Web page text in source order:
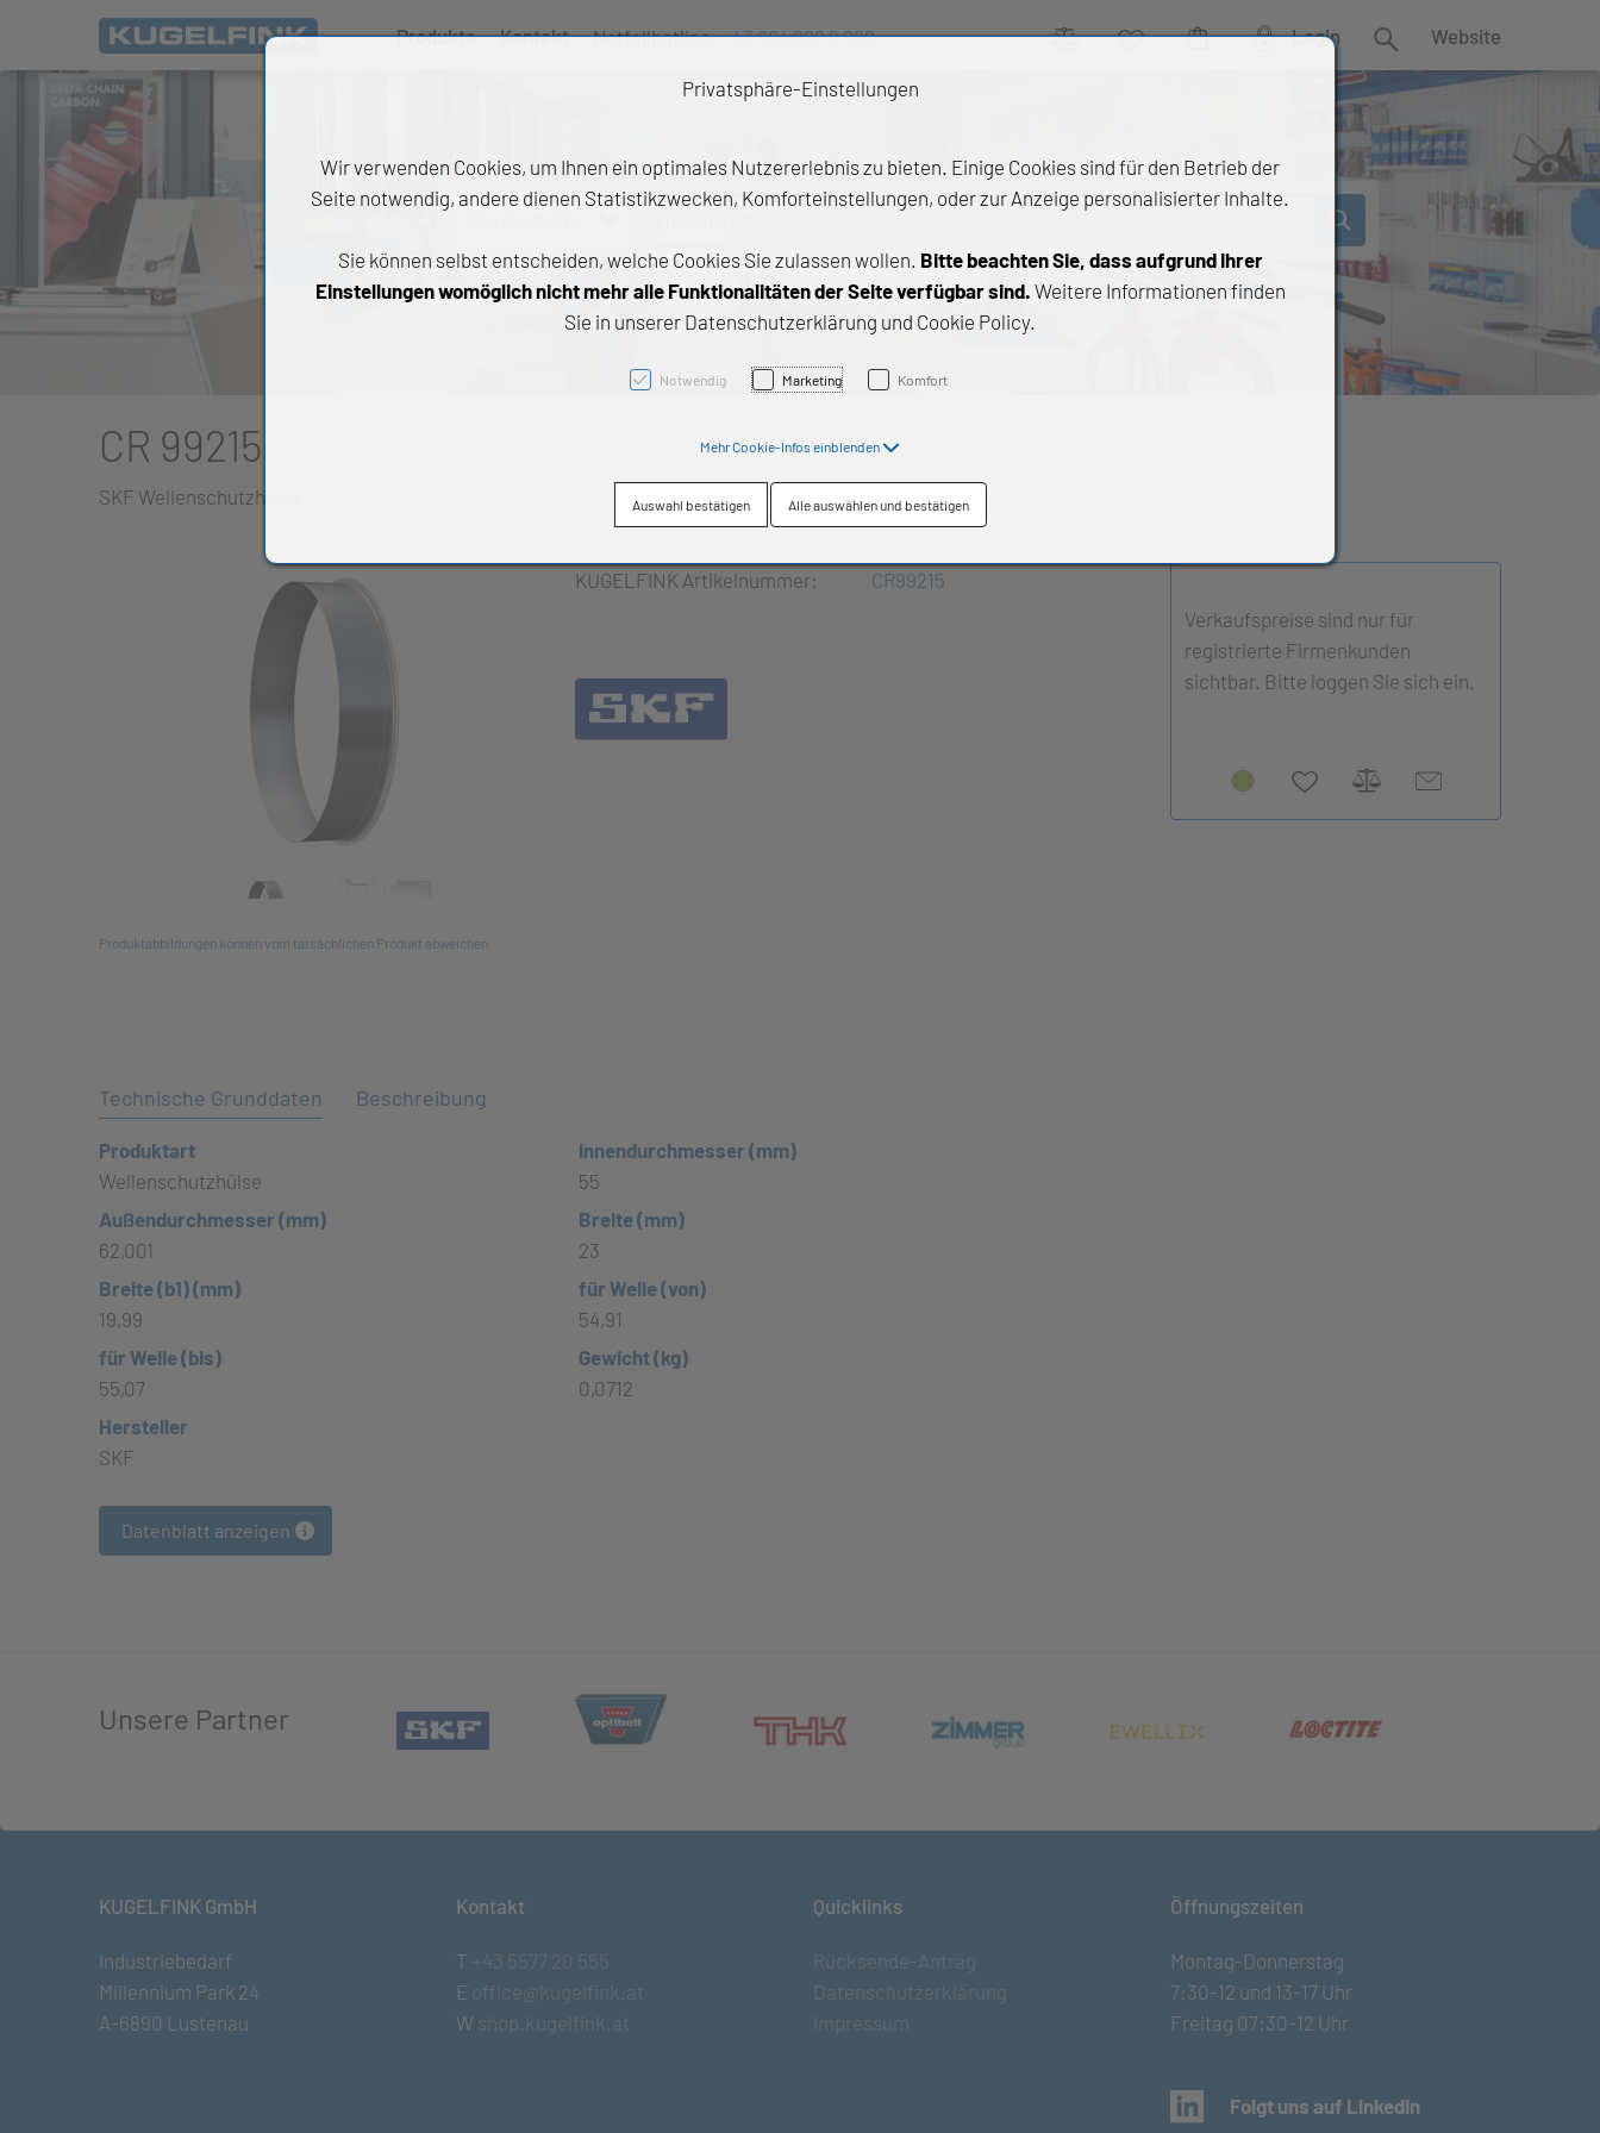
Produkte Kontakt Notfallhotline:+43 664 222 9 888 VergleichWunschlisteWarenkorb Login Suche Website
Alle Produkte
Wälz- und Gleitlager
Antriebstechnik
Chemische Produkte
Alle Produkte
CR 99215
SKF Wellenschutzhülse
Produktabbildungen können vom tatsächlichen Produkt abweichen
KUGELFINK Artikelnummer:
CR99215
Verkaufspreise sind nur für
registrierte Firmenkunden
sichtbar. Bitte loggen Sie sich ein.
Technische Grunddaten Beschreibung
Produktart
Wellenschutzhülse
Innendurchmesser (mm)
55
Außendurchmesser (mm)
62,001
Breite (mm)
23
Breite (b1) (mm)
19,99
für Welle (von)
54,91
für Welle (bis)
55,07
Gewicht (kg)
0,0712
Hersteller
SKF
Datenblatt anzeigen
Unsere Partner (öffnet in neuem Tab)
(öffnet in neuem Tab)(öffnet in neuem Tab)(öffnet in neuem Tab)(öffnet in neuem Tab)
KUGELFINK GmbH
Industriebedarf
Millennium Park 24
A-6890 Lustenau
Kontakt
T +43 5577 20 555
E office@kugelfink.at
W shop.kugelfink.at
Quicklinks
Rücksende-Antrag
Datenschutzerklärung
Impressum
Öffnungszeiten
Montag-Donnerstag
7:30-12 und 13-17 Uhr
Freitag 07:30-12 Uhr
(öffnet in neuem Tab)
Folgt uns auf LinkedIn
Privatsphäre-Einstellungen
Wir verwenden Cookies, um Ihnen ein optimales Nutzererlebnis zu bieten. Einige Cookies sind für den Betrieb der
Seite notwendig, andere dienen Statistikzwecken, Komforteinstellungen, oder zur Anzeige personalisierter Inhalte.
Sie können selbst entscheiden, welche Cookies Sie zulassen wollen. Bitte beachten Sie, dass aufgrund Ihrer
Einstellungen womöglich nicht mehr alle Funktionalitäten der Seite verfügbar sind. Weitere Informationen finden
Sie in unserer Datenschutzerklärung und Cookie Policy.
Notwendig Marketing Komfort
Mehr Cookie-Infos einblenden
Auswahl bestätigen Alle auswählen und bestätigen